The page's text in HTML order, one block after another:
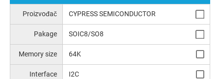
Proizvođač CYPRESS SEMICONDUCTOR
Pakage SOIC8/SO8
Memory size 64K
Interface I2C